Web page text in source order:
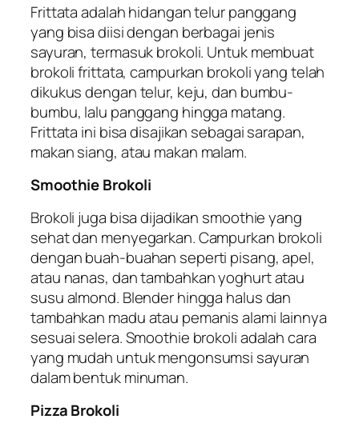
Frittata adalah hidangan telur panggang
yang bisa diisi dengan berbagai jenis
sayuran, termasuk brokoli. Untuk membuat
brokoli frittata, campurkan brokoli yang telah
dikukus dengan telur, keju, dan bumbu-
bumbu, lalu panggang hingga matang.
Frittata ini bisa disajikan sebagai sarapan,
makan siang, atau makan malam.
Smoothie Brokoli
Brokoli juga bisa dijadikan smoothie yang
sehat dan menyegarkan. Campurkan brokoli
dengan buah-buahan seperti pisang, apel,
atau nanas, dan tambahkan yoghurt atau
susu almond. Blender hingga halus dan
tambahkan madu atau pemanis alami lainnya
sesuai selera. Smoothie brokoli adalah cara
yang mudah untuk mengonsumsi sayuran
dalam bentuk minuman.
Pizza Brokoli